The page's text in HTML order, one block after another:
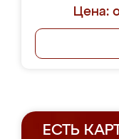
Цена:
ЕСТЬ